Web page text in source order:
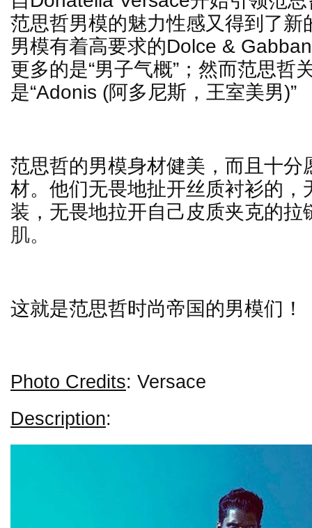
范思哲男模的魅力性感又得到了新
男模有着高要求的Dolce &
更多的是“男子气概” ；然而范思哲
是“Adonis (阿多尼斯，王室美男)”
范思哲的男模身材健美，而且十分
材。他们无畏地扯开丝质衬衫的，
装，无畏地拉开自己皮质夹克的拉
肌。
这就是范思哲时尚帝国的男模们！
Photo Credits: Versace
Description: